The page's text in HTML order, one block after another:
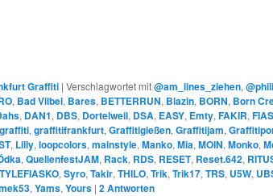
Graffiti | Verschlagwortet mit@am_lines_ziehen,
, Bad Vilbel, Bares, BETTERRUN, Blazin, BORN, Born
, DAN1, DBS, Dortelweil, DSA, EASY, Emty, FAKIR,
graffiti, graffitifrankfurt, Graffitigießen, Graffitijam,
, Lilly, loopcolors, mainstyle, Manko, Mia, MOIN, Monko,
, QuellenfestJAM, Rack, RDS, RESET, Reset.642,
, Syro, Takir, THILO, Trik, Trik17, TRS, U5W,
, Yams, Yours | 2Antworten